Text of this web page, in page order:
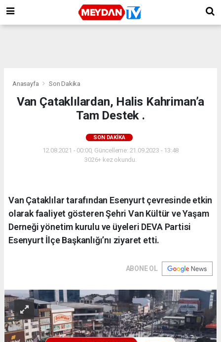
Anasayfa Son Dakika
Van Çataklılardan, Halis Kahriman’a
Tam Destek .
SON DAKIKA
12.08.2021 - 00:00, Güncelleme: 21.09.2023 - 13:48
3026+ kez okundu.
Van Çataklılar tarafından Esenyurt çevresinde etkin
olarak faaliyet gösteren Şehri Van Kültür ve Yaşam
Derneği yönetim kurulu ve üyeleri DEVA Partisi
Esenyurt İlçe Başkanlığı’nı ziyaret etti.
ABONE OL